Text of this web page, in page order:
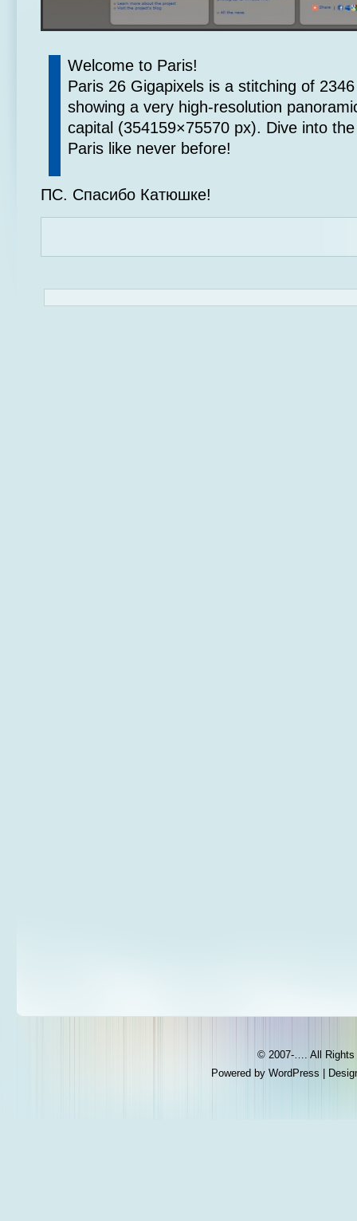
Welcome to Paris!
Paris 26 Gigapixels is a stitching of
showing a very high-resolution
capital (354159×75570 px). Dive into
Paris like never before!
ПС. Спасибо Катюшке!
© 2007-…. All
Powered by WordPress |